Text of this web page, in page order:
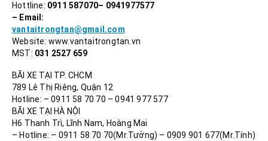
Hottline: 0911 587070– 0941977577
– Email:
vantaitrongtan@gmail.com
Website: www.vantaitrongtan.vn
MST: 031 2527 659
BÃI XE TẠI TP. CHCM
789 Lê Thị Riêng, Quận 12
Hotline: – 0911 58 70 70 – 0941 977 577
BÃI XE TẠI HÀ NỘI
H6 Thanh Trì, Lĩnh Nam, Hoàng Mai
– Hotline: – 0911 58 70 70(Mr.Tưởng) – 0909 901 677(Mr.Tính)